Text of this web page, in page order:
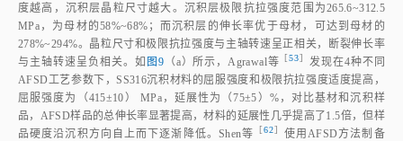
度越高，沉积层晶粒尺寸越大。沉积层极限抗拉强度范围为265.6~312.5
MPa，为母材的58%~68%；而沉积层的伸长率优于母材，可达到母材的
278%~294%。晶粒尺寸和极限抗拉强度与主轴转速呈正相关，断裂伸长率
与主轴转速呈负相关。如 图9（a）所示，Agrawal等 ［53］
发现在4种不同
AFSD工艺参数下，SS316沉积材料的屈服强度和极限抗拉强度适度提高，
屈服强度为（415±10） MPa，延展性为（75±5）%，对比基材和沉积样
品，AFSD样品的总伸长率显著提高，材料的延展性几乎提高了1.5倍，但样
品硬度沿沉积方向自上而下逐渐降低。Shen等 ［62］ 使用AFSD方法制备